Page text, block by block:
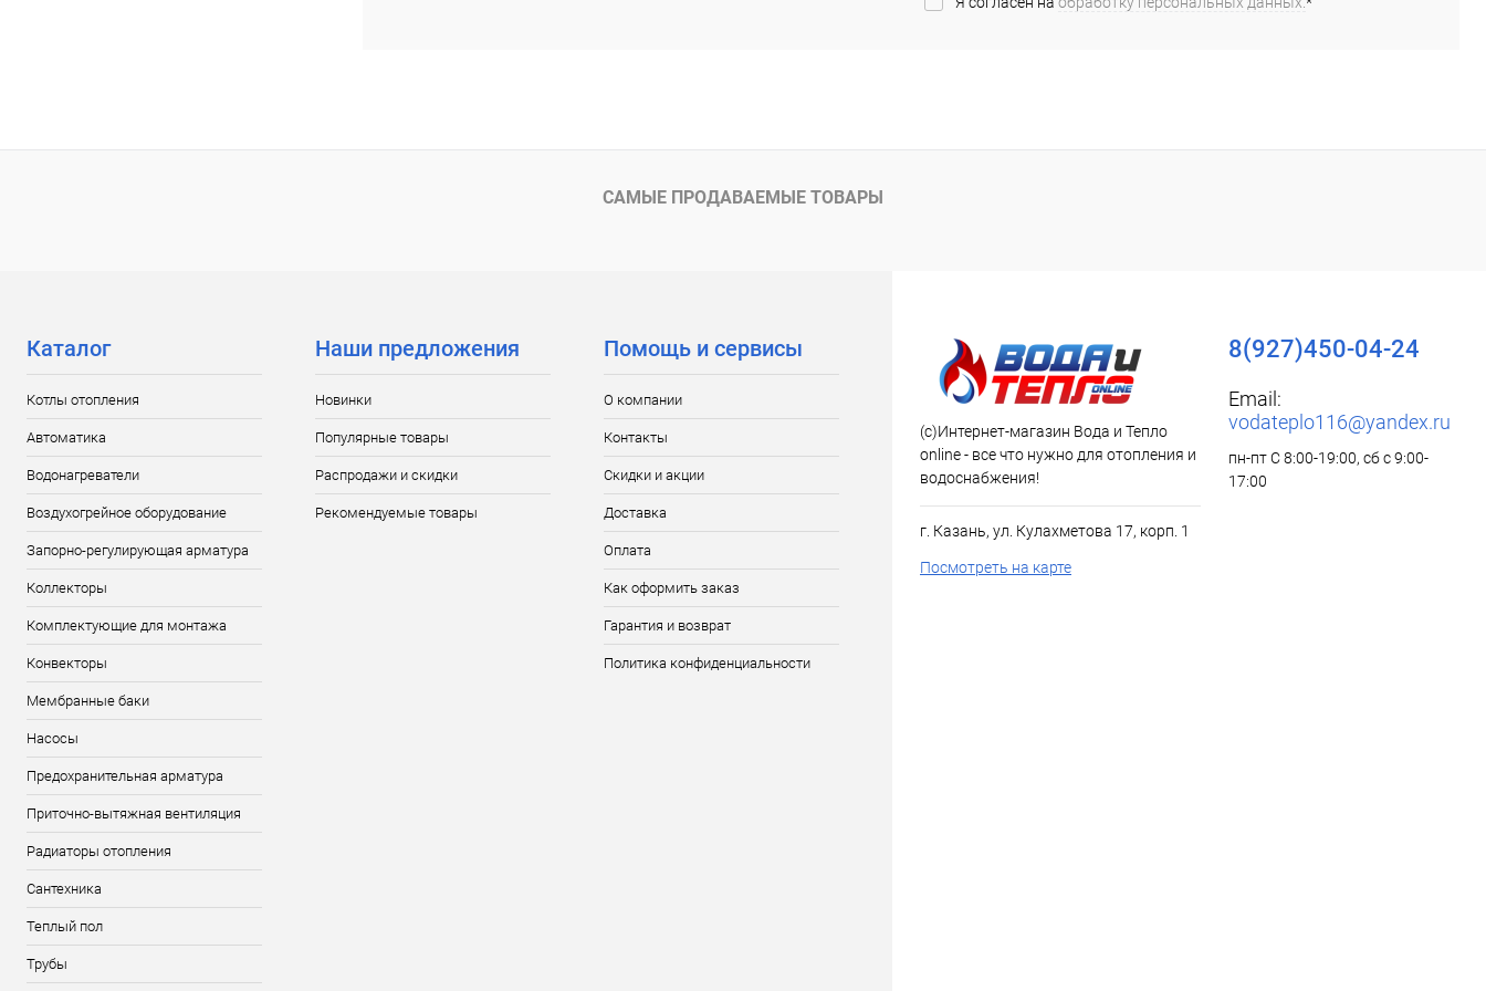
дней
САМЫЕ ПРОДАВАЕМЫЕ ТОВАРЫ
Каталог
Котлы отопления
Автоматика
Водонагреватели
Воздухогрейное оборудование
Запорно-регулирующая арматура
Коллекторы
Комплектующие для монтажа
Конвекторы
Мембранные баки
Насосы
Предохранительная арматура
Приточно-вытяжная вентиляция
Радиаторы отопления
Сантехника
Теплый пол
Трубы
Наши предложения
Новинки
Популярные товары
Распродажи и скидки
Рекомендуемые товары
Помощь и сервисы
О компании
Контакты
Скидки и акции
Доставка
Оплата
Как оформить заказ
Гарантия и возврат
Политика конфиденциальности
(c)Интернет-магазин Вода и Тепло
online - все что нужно для отопления и
водоснабжения!
г. Казань, ул. Кулахметова 17, корп. 1
Посмотреть на карте
8(927)450-04-24
Email:
vodateplo116@yandex.ru
пн-пт С 8:00-19:00, сб с 9:00-
17:00